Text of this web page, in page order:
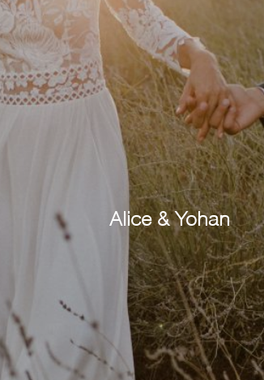
Alice & Yohan